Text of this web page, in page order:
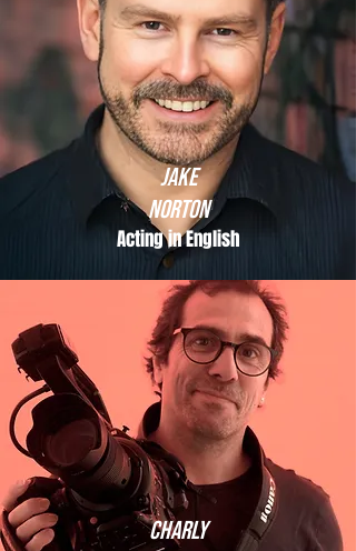
JAKE
NORTON
Acting in English
Charly